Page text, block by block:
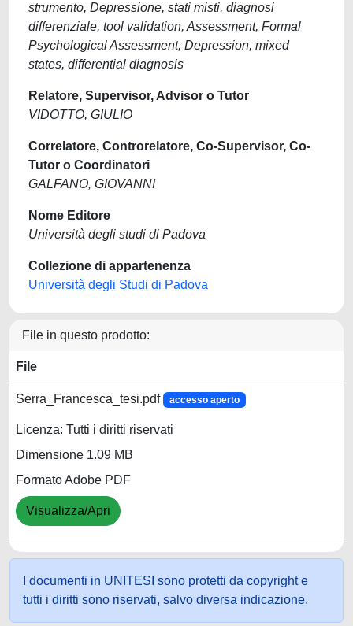
strumento, Depressione, stati misti, diagnosi
differenziale, tool validation, Assessment, Formal
Psychological Assessment, Depression, mixed
states, differential diagnosis
Relatore, Supervisor, Advisor o Tutor
VIDOTTO, GIULIO
Correlatore, Controrelatore, Co-Supervisor, Co-
Tutor o Coordinatori
GALFANO, GIOVANNI
Nome Editore
Università degli studi di Padova
Collezione di appartenenza
Università degli Studi di Padova
File in questo prodotto:
File
Serra_Francesca_tesi.pdf accesso aperto
Licenza: Tutti i diritti riservati
Dimensione 1.09 MB
Formato Adobe PDF
Visualizza/Apri
I documenti in UNITESI sono protetti da copyright e
tutti i diritti sono riservati, salvo diversa indicazione.